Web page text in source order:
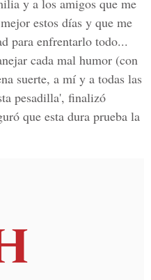
y a los amigos que me
estos días y que me
para enfrentarlo todo...
cada mal humor (con
suerte, a mí y a todas las
pesadilla', finalizó
que esta dura prueba la